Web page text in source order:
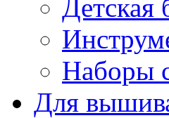
Детская
Наборы
Для